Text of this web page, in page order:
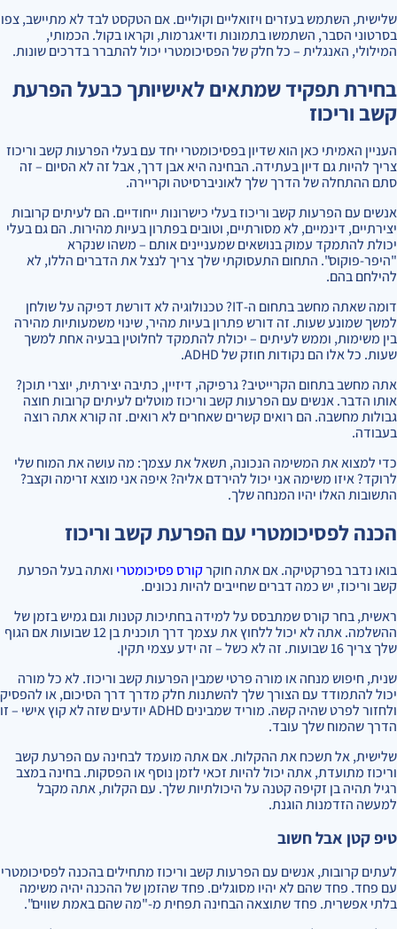
שלישית, השתמש בעזרים ויזואליים וקוליים. אם הטקסט לבד לא מתיישב, צפו
בסרטוני הסבר, השתמשו בתמונות ודיאגרמות, וקראו בקול. הכמותי,
המילולי, האנגלית – כל חלק של הפסיכומטרי יכול להתברר בדרכים שונות.
בחירת תפקיד שמתאים לאישיותך כבעל הפרעת
קשב וריכוז
העניין האמיתי כאן הוא שדיון בפסיכומטרי יחד עם בעלי הפרעות קשב וריכוז
צריך להיות גם דיון בעתידה. הבחינה היא אבן דרך, אבל זה לא הסיום – זה
סתם ההתחלה של הדרך שלך לאוניברסיטה וקריירה.
אנשים עם הפרעות קשב וריכוז בעלי כישרונות ייחודיים. הם לעיתים קרובות
יצירתיים, דינמיים, לא מסורתיים, וטובים בפתרון בעיות מהירות. הם גם בעלי
יכולת להתמקד עמוק בנושאים שמעניינים אותם – משהו שנקרא
"היפר-פוקוס". התחום התעסוקתי שלך צריך לנצל את הדברים הללו, לא
להילחם בהם.
דומה שאתה מחשב בתחום ה-IT? טכנולוגיה לא דורשת דפיקה על שולחן
למשך שמונע שעות. זה דורש פתרון בעיות מהיר, שינוי משמעותיות מהירה
בין משימות, וממש לעיתים – יכולת להתמקד לחלוטין בבעיה אחת למשך
שעות. כל אלו הם נקודות חוזק של ADHD.
אתה מחשב בתחום הקרייטיב? גרפיקה, דיזיין, כתיבה יצירתית, יוצרי תוכן?
אותו הדבר. אנשים עם הפרעות קשב וריכוז מוטלים לעיתים קרובות חוצה
גבולות מחשבה. הם רואים קשרים שאחרים לא רואים. זה קורא אתה רוצה
בעבודה.
כדי למצוא את המשימה הנכונה, תשאל את עצמך: מה עושה את המוח שלי
לרוקד? איזו משימה אני יכול להירדם אליה? איפה אני מוצא זרימה וקצב?
התשובות האלו יהיו המנחה שלך.
הכנה לפסיכומטרי עם הפרעת קשב וריכוז
בואו נדבר בפרקטיקה. אם אתה חוקרקורס פסיכומטרי ואתה בעל הפרעת
קשב וריכוז, יש כמה דברים שחייבים להיות נכונים.
ראשית, בחר קורס שמתבסס על למידה בחתיכות קטנות וגם גמיש בזמן של
ההשלמה. אתה לא יכול ללחוץ את עצמך דרך תוכנית בן 12 שבועות אם הגוף
שלך צריך 16 שבועות. זה לא כשל – זה ידע עצמי תקין.
שנית, חיפוש מנחה או מורה פרטי שמבין הפרעות קשב וריכוז. לא כל מורה
יכול להתמודד עם הצורך שלך להשתנות חלק מדרך דרך הסיכום, או להפסיק
ולחזור לפרט שהיה קשה. מוריד שמבינים ADHD יודעים שזה לא קוץ אישי – זו
הדרך שהמוח שלך עובד.
שלישית, אל תשכח את ההקלות. אם אתה מועמד לבחינה עם הפרעת קשב
וריכוז מתועדת, אתה יכול להיות זכאי לזמן נוסף או הפסקות. בחינה במצב
רגיל תהיה בן זקיפה קטנה על היכולתיות שלך. עם הקלות, אתה מקבל
למעשה הזדמנות הוגנת.
טיפ קטן אבל חשוב
לעתים קרובות, אנשים עם הפרעות קשב וריכוז מתחילים בהכנה לפסיכומטרי
עם פחד. פחד שהם לא יהיו מסוגלים. פחד שהזמן של ההכנה יהיה משימה
בלתי אפשרית. פחד שתוצאה הבחינה תפחית מ-"מה שהם באמת שווים".